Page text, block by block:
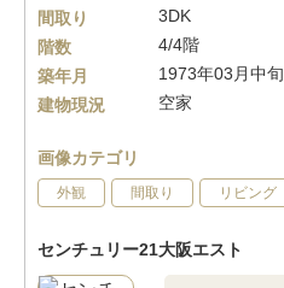
間取り
3DK
階数
4/4階
築年月
1973年03月中旬
建物現況
空家
画像カテゴリ
外観 間取り リビング
センチュリー21大阪エスト